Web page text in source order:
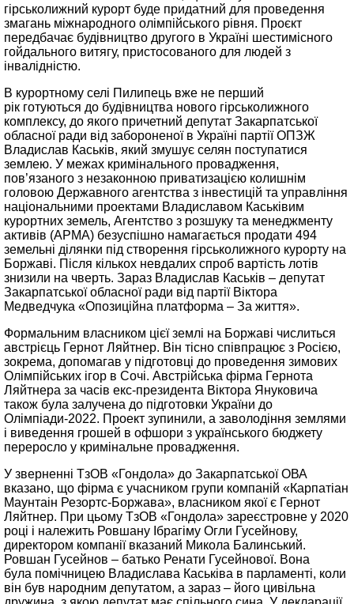
гірськолижний курорт буде придатний для проведення
змагань міжнародного олімпійського рівня. Проєкт
передбачає будівництво другого в Україні шестимісного
гойдального витягу, пристосованого для людей з
інвалідністю.
В курортному селі Пилипець вже не перший
рік готуються до будівництва нового гірськолижного
комплексу, до якого причетний депутат Закарпатської
обласної ради від забороненої в Україні партії ОПЗЖ
Владислав Каськів, який змушує селян поступатися
землею. У межах кримінального провадження,
пов’язаного з незаконною приватизацією колишнім
головою Державного агентства з інвестицій та управління
національними проектами Владиславом Каськівим
курортних земель, Агентство з розшуку та менеджменту
активів (АРМА) безуспішно намагається продати 494
земельні ділянки під створення гірськолижного курорту на
Боржаві. Після кількох невдалих спроб вартість лотів
знизили на чверть. Зараз Владислав Каськів – депутат
Закарпатської обласної ради від партії Віктора
Медведчука «Опозиційна платформа – За життя».
Формальним власником цієї землі на Боржаві числиться
австрієць Гернот Ляйтнер. Він тісно співпрацює з Росією,
зокрема, допомагав у підготовці до проведення зимових
Олімпійських ігор в Сочі. Австрійська фірма Гернота
Ляйтнера за часів екс-президента Віктора Януковича
також була залучена до підготовки України до
Олімпіади-2022. Проект зупинили, а заволодіння землями
і виведення грошей в офшори з українського бюджету
переросло у кримінальне провадження.
У зверненні ТзОВ «Гондола» до Закарпатської ОВА
вказано, що фірма є учасником групи компаній «Карпатiан
Маунтаiн Резортс-Боржава», власником якої є Гернот
Ляйтнер. При цьому ТзОВ «Гондола» зареєстровне у 2020
році і належить Ровшану Ібрагіму Огли Гусейнову,
директором компанії вказаний Микола Балинський.
Ровшан Гусейнов – батько Ренати Гусейнової. Вона
була помічницею Владислава Каськіва в парламенті, коли
він був народним депутатом, а зараз – його цивільна